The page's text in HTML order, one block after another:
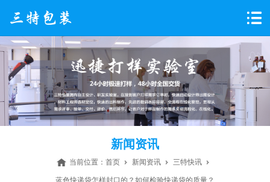
新闻资讯
当前位置： 首页 新闻资讯 三特快讯